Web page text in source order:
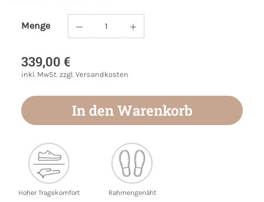
Menge
Produkt Anzahl: Gib den gewünschten
339,00 €
inkl. MwSt. zzgl. Versandkosten
In den Warenkorb
Hoher Tragekomfort Rahmengenäht